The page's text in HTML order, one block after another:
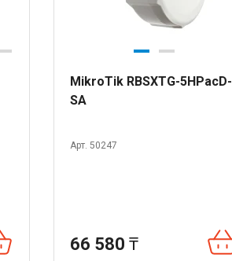
MikroTik RBSXTG-5HPacD-
SA
Арт. 50247
66 580 ₸